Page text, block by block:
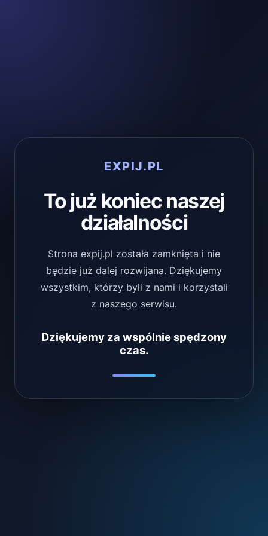
EXPIJ.PL
To już koniec naszej
działalności
Strona expij.pl została zamknięta i nie
będzie już dalej rozwijana. Dziękujemy
wszystkim, którzy byli z nami i korzystali
z naszego serwisu.
Dziękujemy za wspólnie spędzony
czas.